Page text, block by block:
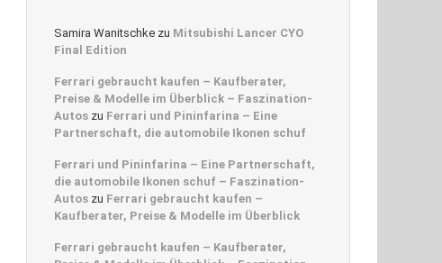
Samira Wanitschke zu Mitsubishi Lancer CYO
Final Edition
Ferrari gebraucht kaufen – Kaufberater,
Preise & Modelle im Überblick – Faszination-
Autos zu Ferrari und Pininfarina – Eine
Partnerschaft, die automobile Ikonen schuf
Ferrari und Pininfarina – Eine Partnerschaft,
die automobile Ikonen schuf – Faszination-
Autos zu Ferrari gebraucht kaufen –
Kaufberater, Preise & Modelle im Überblick
Ferrari gebraucht kaufen – Kaufberater,